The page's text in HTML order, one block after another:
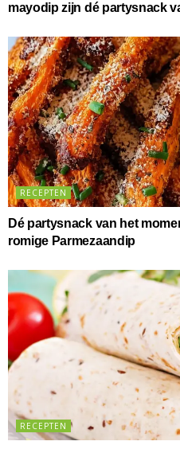
mayodip zijn dé partysnack
RECEPTEN
Dé partysnack van het
romige Parmezaandip
RECEPTEN